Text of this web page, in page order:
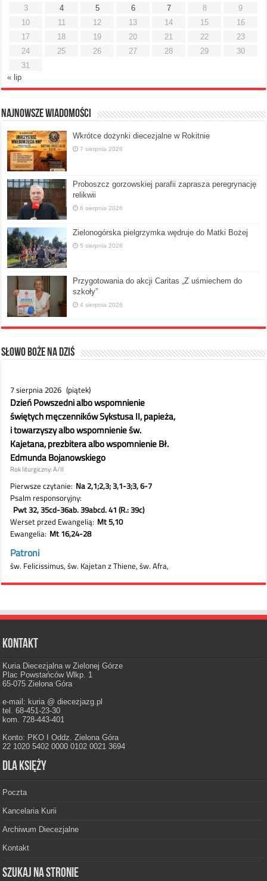
3
4 5 6 7 8
9
10
11 12 13 14 15
16
17
18 19 20 21 22
23
24
25 26 27 28 29
30
31
« lip
Najnowsze Wiadomości
Wkrótce dożynki diecezjalne w Rokitnie
7 sierpnia 2026
Proboszcz gorzowskiej parafii zaprasza peregrynację
relikwii
6 sierpnia 2026
Zielonogórska pielgrzymka wędruje do Matki Bożej
5 sierpnia 2026
Przygotowania do akcji Caritas „Z uśmiechem do
szkoły”
4 sierpnia 2026
Słowo Boże na dziś
Kontakt
Kuria Diecezjalna w Zielonej Górze
Plac Powstańców Wlkp. 1
65-075 Zielona Góra
e-mail: kuria @ diecezjazg.pl
tel. 68-451-23-30
kom. 728-443-401
Konto: PKO I Oddz. Zielona Góra
22 1020 5402 0000 0102 0021 3694
Dla księży
Poczta
Kancelaria Kurii
Archiwum Diecezjalne
Kontakt
Szukaj na stronie